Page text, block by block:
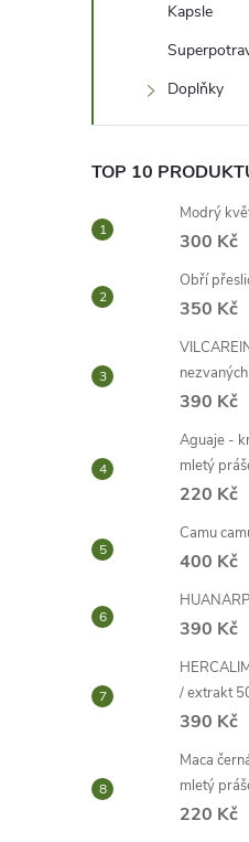
í
p
n
e
Kapsle
Doplňky
TOP 10
Modrý
300 Kč
Obří
350 Kč
390 Kč
Aguaje -
mletý
220 Kč
Camu
400 Kč
390 Kč
/ extrakt
390 Kč
Maca
mletý
220 Kč